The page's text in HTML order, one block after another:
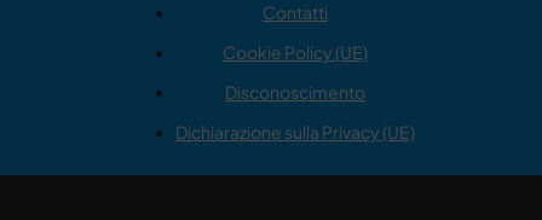
Contatti
Cookie Policy (UE)
Disconoscimento
Dichiarazione sulla Privacy (UE)